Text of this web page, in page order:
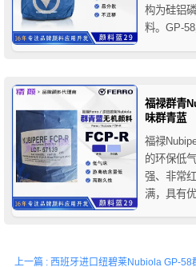
构为硅铝
料。GP-
近（可替
遍应用在...
福禄群青
味群青蓝
福禄
的环保低
强、非常
满，具有
包装，以
上一篇 : 西班牙进口纽碧莱Nubiola GP-58